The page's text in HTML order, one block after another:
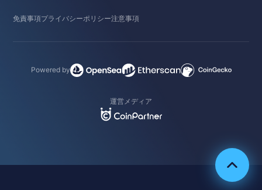
免責事項プライバシーポリシー注意事項
Powered by
運営メディア